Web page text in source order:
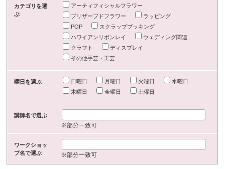
カテゴリを選
ぶ
アーティフィシャルフラワー
プリザーブドフラワー
ラッピング
POP
スクラップブッキング
ハワイアンリボンレイ
ウェディング関連
クラフト
ディスプレイ
その他手芸・工芸
曜日を選ぶ 日曜日 月曜日 火曜日
水曜日
木曜日
金曜日 土曜日
講師名で選ぶ
※部分一致可
ワークショッ
プ名で選ぶ
※部分一致可